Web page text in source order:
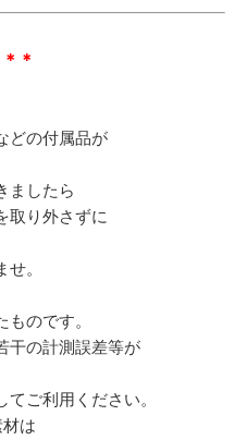
＊
どの付属品が
ましたら
取り外さずに
。
のです。
干の計測誤差等が
ご利用ください。
材は